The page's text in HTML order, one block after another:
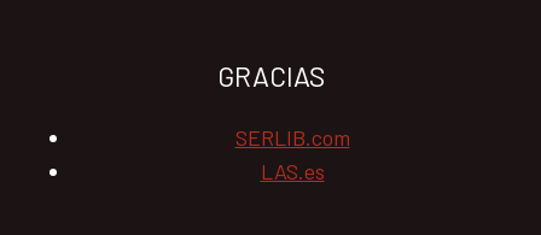
GRACIAS
SERLIB.com
LAS.es